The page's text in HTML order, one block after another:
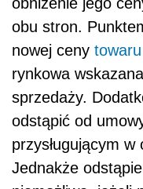
obu stron.
nowej ceny towaru
rynkowa
sprzedaży.
odstąpić od
przysługującym
Jednakże